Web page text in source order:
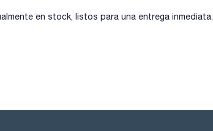
en stock, listos para una entrega inmediata.